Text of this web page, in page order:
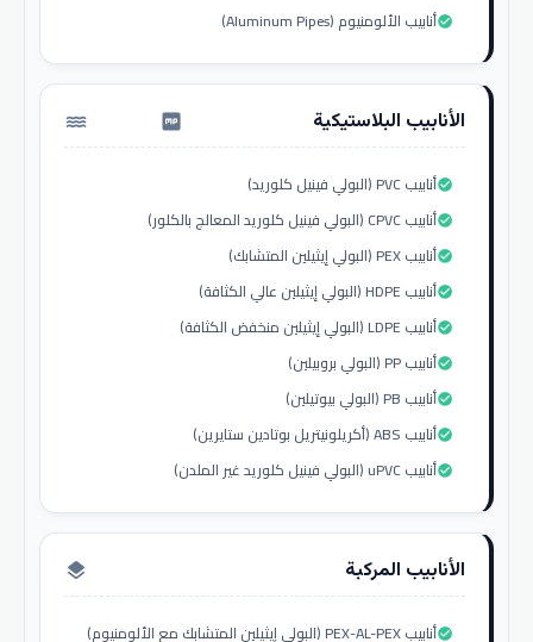
أنابيب الألومنيوم (Aluminum Pipes)check_circle
الأنابيب البلاستيكية water_pump
أنابيب PVC (البولي فينيل كلوريد)check_circle
أنابيب CPVC (البولي فينيل كلوريد المعالج بالكلور)check_circle
أنابيب PEX (البولي إيثيلين المتشابك)check_circle
أنابيب HDPE (البولي إيثيلين عالي الكثافة)check_circle
أنابيب LDPE (البولي إيثيلين منخفض الكثافة)check_circle
أنابيب PP (البولي بروبيلين)check_circle
أنابيب PB (البولي بيوتيلين)check_circle
أنابيب ABS (أكريلونيتريل بوتادين ستايرين)check_circle
أنابيب uPVC (البولي فينيل كلوريد غير الملدن)check_circle
الأنابيب المركبة layers
أنابيب PEX-AL-PEX (البولي إيثيلين المتشابك مع الألومنيوم)check_circle